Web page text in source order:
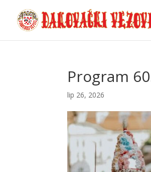
Program
lip 26, 2026